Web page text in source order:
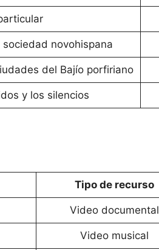
novohispana
del Bajío porfiriano
y los silencios
Tipo de recurso
Video documental
Video musical